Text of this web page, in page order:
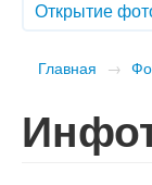
Открытие
Главная →